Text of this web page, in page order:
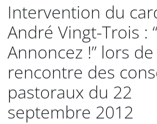
Intervention du
André Vingt-Trois :
Annoncez !” lors
rencontre des
pastoraux du 22
septembre 2012